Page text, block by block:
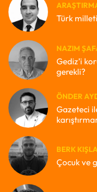
Türk
NAZIM
Gediz’i
gerekli?
ÖNDER
Gazeteci
BERK
Çocuk ve